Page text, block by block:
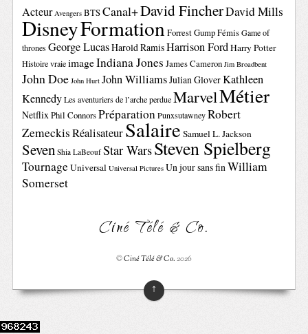
Acteur Avengers BTSCanal+David FincherDavid Mills
DisneyFormationForrest GumpFémis Game of
thrones George LucasHarold RamisHarrison FordHarry Potter
Histoire vraie imageIndiana Jones James Cameron Jim Broadbent
John Doe John Hurt John WilliamsJulian GloverKathleen
Kennedy Les aventuriers de l’arche perdue MarvelMétier
NetflixPhil ConnorsPréparation Punxsutawney Robert
ZemeckisRéalisateurSalaire Samuel L. Jackson
Seven Shia LaBeouf Star WarsSteven Spielberg
TournageUniversal Universal Pictures Un jour sans finWilliam
Somerset
Ciné Télé & Co.
©Ciné Télé & Co.2026
↑